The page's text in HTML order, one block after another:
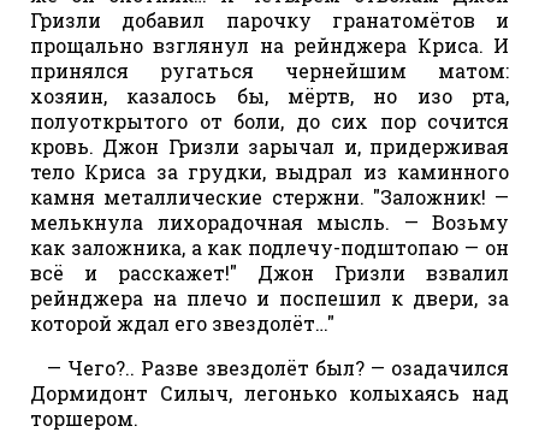
Гризли добавил парочку гранатомётов и
прощально взглянул на рейнджера Криса. И
принялся ругаться чернейшим матом:
хозяин, казалось бы, мёртв, но изо рта,
полуоткрытого от боли, до сих пор сочится
кровь. Джон Гризли зарычал и, придерживая
тело Криса за грудки, выдрал из каминного
камня металлические стержни. "Заложник! —
мелькнула лихорадочная мысль. — Возьму
как заложника, а как подлечу-подштопаю — он
всё и расскажет!" Джон Гризли взвалил
рейнджера на плечо и поспешил к двери, за
которой ждал его звездолёт…"
— Чего?.. Разве звездолёт был? — озадачился
Дормидонт Силыч, легонько колыхаясь над
торшером.